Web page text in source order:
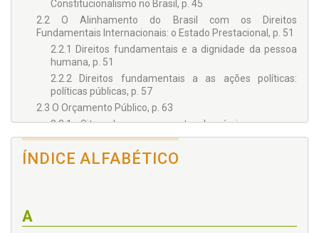
Constitucionalismo no Brasil, p. 45
2.2 O Alinhamento do Brasil com os Direitos
Fundamentais Internacionais: o Estado Prestacional, p. 51
2.2.1 Direitos fundamentais e a dignidade da pessoa
humana, p. 51
2.2.2 Direitos fundamentais a as ações políticas:
políticas públicas, p. 57
2.3 O Orçamento Público, p. 63
2.3.1 Situando o orçamento: brevíssimo escorço
histórico, p. 67
2.3.2 A Constituição e as leis orçamentárias brasileiras:
o orçamento-programa, p. 70
judicial nas contas públicas, p. 80
ÍNDICE ALFABÉTICO
A